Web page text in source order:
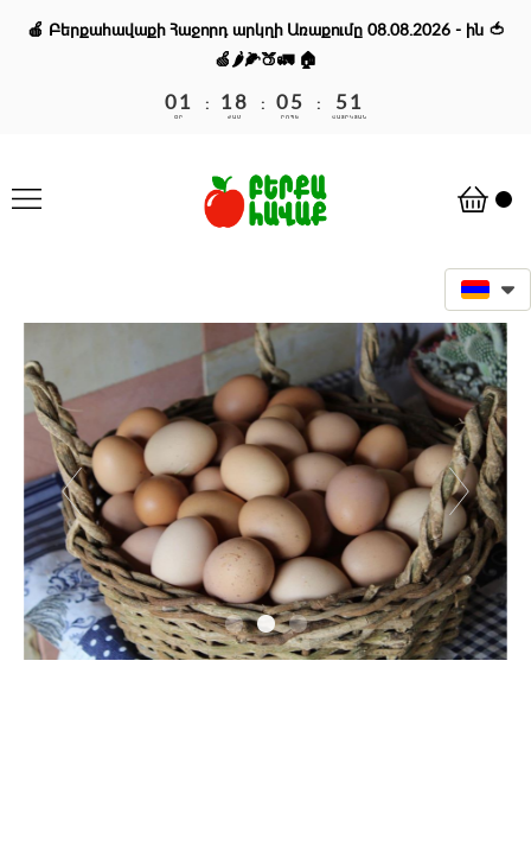
🍎 Բերքահավաքի Հաջորդ արկղի Առաքումը 08.08.2026 - ին 🍅
🍏🌶🌽🍑🚛 🏠
01
ՕՐ
: 18
ԺԱՄ
: 05
ՐՈՊԵ
: 51
ՎԱՅՐԿՅԱՆ